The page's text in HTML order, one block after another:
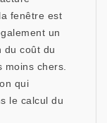
fenêtre est
un
du coût du
moins chers.
qui
le calcul du